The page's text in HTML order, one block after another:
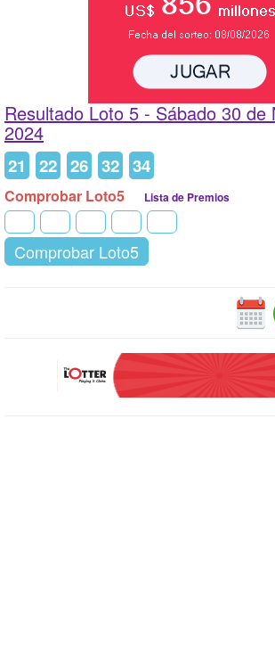
Resultado Loto 5 - Sábado 30 de
2024
21 22 26 32 34
Comprobar Loto5 Lista de Premios
Comprobar Loto5